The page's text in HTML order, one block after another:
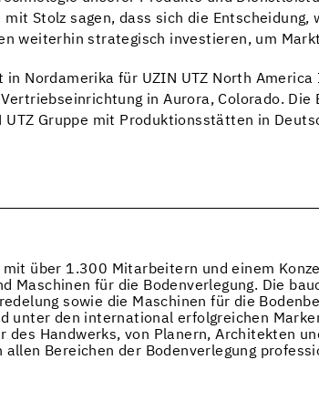
Stolz sagen, dass sich die
weiterhin strategisch investieren, um
Nordamerika für UZIN UTZ North
in Aurora, Colorado.
UTZ Gruppe mit Produktionsstätten in
mit über 1.300 Mitarbeitern und einem
Maschinen für die Bodenverlegung. Die
sowie die Maschinen für die
unter den international erfolgreichen
des Handwerks, von Planern, Architekten
allen Bereichen der Bodenverlegung